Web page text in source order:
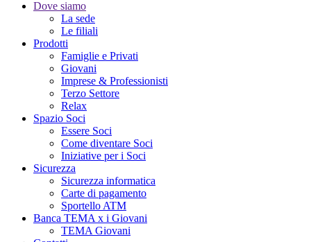
Dove siamo
La sede
Le filiali
Prodotti
Famiglie e Privati
Giovani
Imprese & Professionisti
Terzo Settore
Relax
Spazio Soci
Essere Soci
Come diventare Soci
Iniziative per i Soci
Sicurezza
Sicurezza informatica
Carte di pagamento
Sportello ATM
Banca TEMA x i Giovani
TEMA Giovani